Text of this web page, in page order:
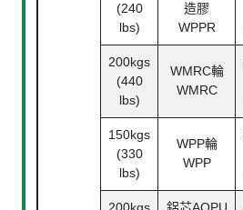
(240
lbs)
造膠
WPPR
200kgs
(440
lbs)
WMRC輪
WMRC
150kgs
(330
lbs)
WPP輪
WPP